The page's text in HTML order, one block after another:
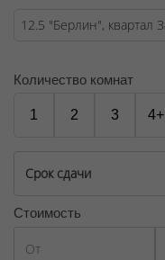
Договор на оказание
Количество комнат
1 2 3 4+
Срок сдачи
Стоимость